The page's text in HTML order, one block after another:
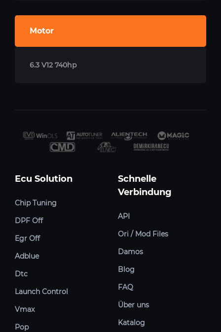
Motor
6.3 V12 740hp
Ecu Solution
Chip Tuning
DPF Off
Egr Off
Adblue
Dtc
Launch Control
Vmax
Pop
Schnelle
Verbindung
API
Ori / Mod Files
Damos
Blog
FAQ
Über uns
Katalog